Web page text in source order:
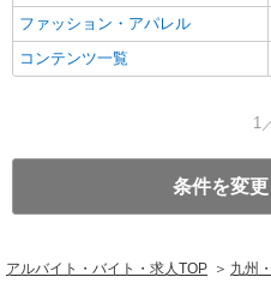
ファッション・アパレル
コンテンツ一覧
1
条件を変
アルバイト・バイト・求人TOP 九州